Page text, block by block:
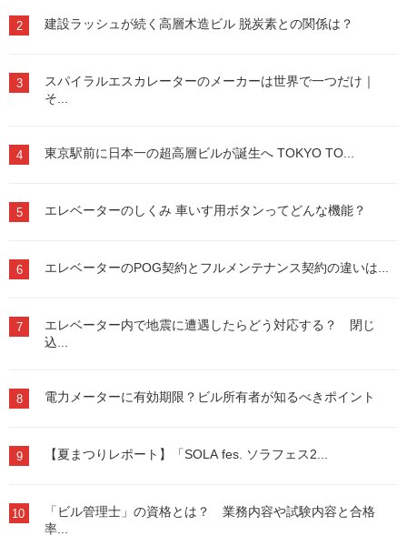
2 建設ラッシュが続く高層木造ビル 脱炭素との関係は？
3
スパイラルエスカレーターのメーカーは世界で一つだけ｜
そ...
4 東京駅前に日本一の超高層ビルが誕生へ TOKYO TO...
5 エレベーターのしくみ 車いす用ボタンってどんな機能？
6 エレベーターのPOG契約とフルメンテナンス契約の違いは...
7
エレベーター内で地震に遭遇したらどう対応する？ 閉じ
込...
8 電力メーターに有効期限？ビル所有者が知るべきポイント
9 【夏まつりレポート】「SOLA fes. ソラフェス2...
10
「ビル管理士」の資格とは？ 業務内容や試験内容と合格
率...